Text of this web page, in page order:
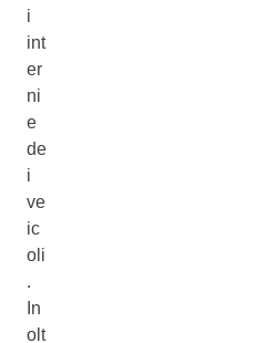
i
int
er
ni
e
de
i
ve
ic
oli
.
In
olt